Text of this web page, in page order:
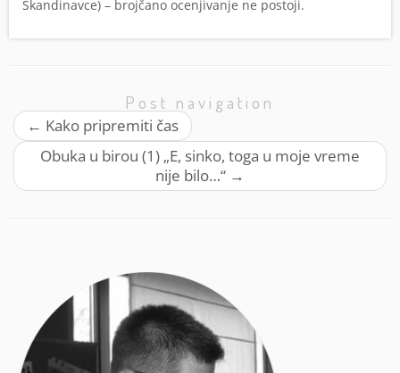
Skandinavce) – brojčano ocenjivanje ne postoji.
Post navigation
← Kako pripremiti čas
Obuka u birou (1) „E, sinko, toga u moje vreme
nije bilo…“ →